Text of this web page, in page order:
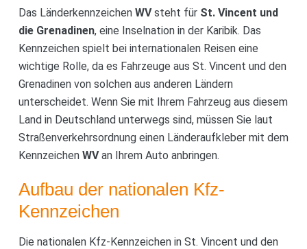
Das Länderkennzeichen WVsteht für St. Vincent und
die Grenadinen, eine Inselnation in der Karibik. Das
Kennzeichen spielt bei internationalen Reisen eine
wichtige Rolle, da es Fahrzeuge aus St. Vincent und den
Grenadinen von solchen aus anderen Ländern
unterscheidet. Wenn Sie mit Ihrem Fahrzeug aus diesem
Land in Deutschland unterwegs sind, müssen Sie laut
Straßenverkehrsordnung einen Länderaufkleber mit dem
Kennzeichen WVan Ihrem Auto anbringen.
Aufbau der nationalen Kfz-
Kennzeichen
Die nationalen Kfz-Kennzeichen in St. Vincent und den